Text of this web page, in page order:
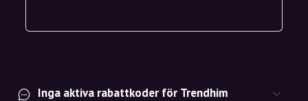
Inga aktiva rabattkoder för Trendhim